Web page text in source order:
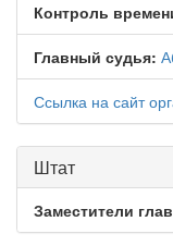
Контроль
Главный судья:
Ссылка на сайт
Штат
Заместители